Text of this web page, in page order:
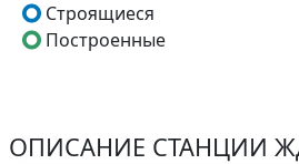
Строящиеся
Построенные
ОПИСАНИЕ СТАНЦИИ